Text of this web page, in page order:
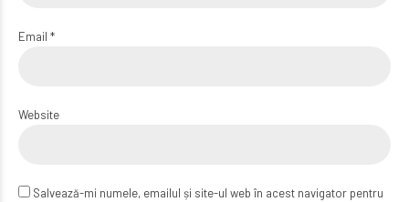
Email *
Website
Salvează-mi numele, emailul și site-ul web în acest navigator pentru